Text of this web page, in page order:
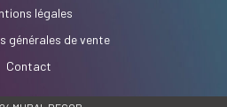
légales
générales de vente
Contact